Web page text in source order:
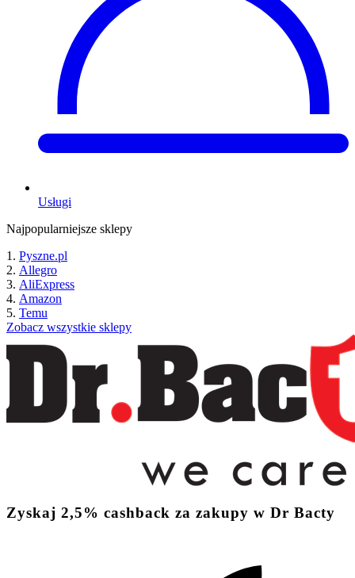
Usługi
Najpopularniejsze sklepy
Pyszne.pl
Allegro
AliExpress
Amazon
Temu
Zobacz wszystkie sklepy
Zyskaj 2,5% cashback za zakupy w Dr Bacty